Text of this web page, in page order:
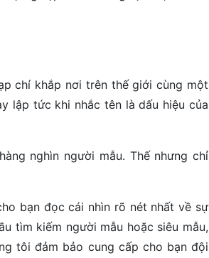
chí khắp nơi trên thế giới cùng một
lập tức khi nhắc tên là dấu hiệu của
nghìn người mẫu. Thế nhưng chỉ
bạn đọc cái nhìn rõ nét nhất về sự
tìm kiếm người mẫu hoặc siêu mẫu,
tôi đảm bảo cung cấp cho bạn đội